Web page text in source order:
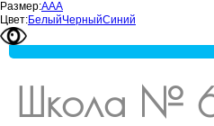
Размер:ААА
Цвет:БелыйЧерныйСиний
Школа №